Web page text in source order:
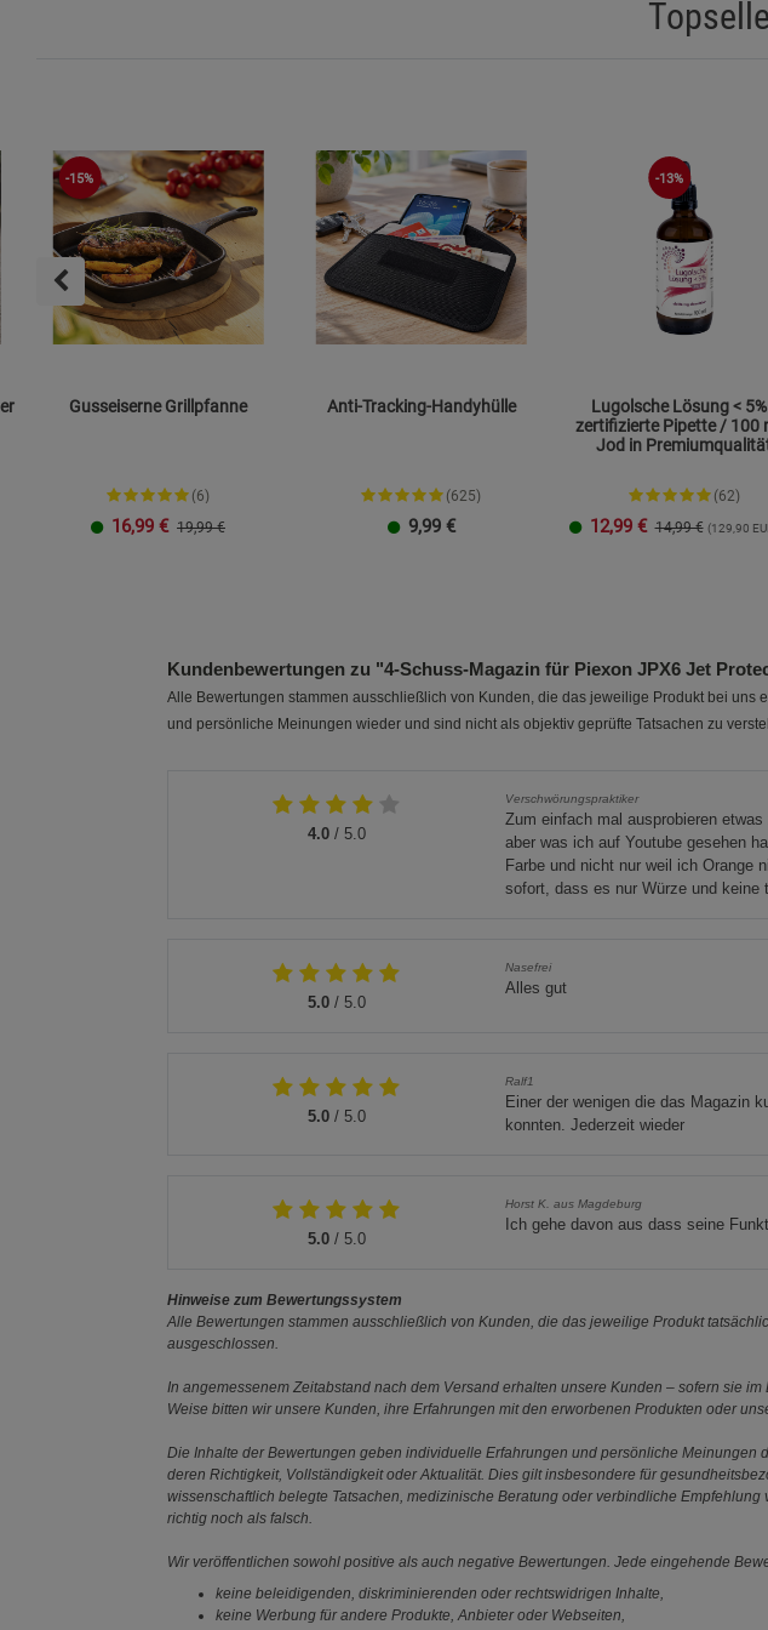
-15%
Gusseiserne Grillpfanne
(6)
16,99 € 19,99 €
Anti-Tracking-Handyhülle
(625)
9,99 €
-13%
Lugolsche Lösung <
zertifizierte Pipette / 100
Jod in
(62)
12,99 € 14,99 € (129,90
Kundenbewertungen zu "4-Schuss-Magazin für Piexon JPX6 Jet
Alle Bewertungen stammen ausschließlich von Kunden, die das jeweilige Produkt bei uns
und persönliche Meinungen wieder und sind nicht als objektiv geprüfte Tatsachen zu
4.0/ 5.0
Verschwörungspraktiker
Zum einfach mal ausprobieren
aber was ich auf Youtube gesehen
Farbe und nicht nur weil ich Orange
sofort, dass es nur Würze und
5.0/ 5.0
Nasefrei
Alles gut
5.0/ 5.0
Ralf1
Einer der wenigen die das Magazin
konnten. Jederzeit wieder
5.0/ 5.0
Horst K. aus Magdeburg
Ich gehe davon aus dass seine
Hinweise zum Bewertungssystem
Alle Bewertungen stammen ausschließlich von Kunden, die das jeweilige Produkt
ausgeschlossen.
In angemessenem Zeitabstand nach dem Versand erhalten unsere Kunden – sofern sie
Weise bitten wir unsere Kunden, ihre Erfahrungen mit den erworbenen Produkten oder
Die Inhalte der Bewertungen geben individuelle Erfahrungen und persönliche
deren Richtigkeit, Vollständigkeit oder Aktualität. Dies gilt insbesondere für
wissenschaftlich belegte Tatsachen, medizinische Beratung oder verbindliche
richtig noch als falsch.
Wir veröffentlichen sowohl positive als auch negative Bewertungen. Jede eingehende
keine beleidigenden, diskriminierenden oder rechtswidrigen Inhalte,
keine Werbung für andere Produkte, Anbieter oder Webseiten,
Statistik
Marketing
Beschreibung Marketing
Cookie-